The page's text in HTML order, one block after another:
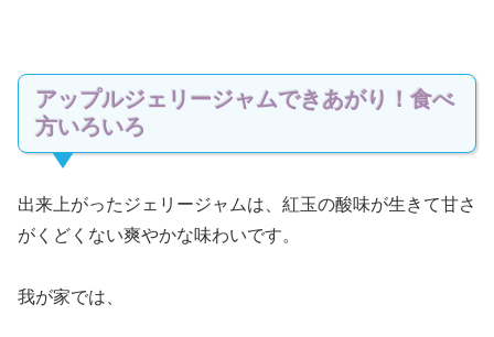
アップルジェリージャムできあがり！食べ
方いろいろ
出来上がったジェリージャムは、紅玉の酸味が生きて甘さ
がくどくない爽やかな味わいです。
我が家では、